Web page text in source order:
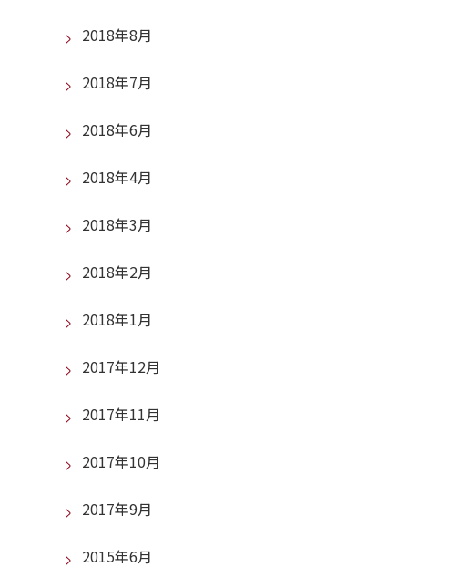
2018年8月
2018年7月
2018年6月
2018年4月
2018年3月
2018年2月
2018年1月
2017年12月
2017年11月
2017年10月
2017年9月
2015年6月